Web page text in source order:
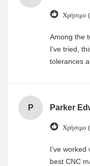
Χρήσιμο
Among the
I’ve tried,
tolerances
P Parker
Χρήσιμο
I’ve
best CNC